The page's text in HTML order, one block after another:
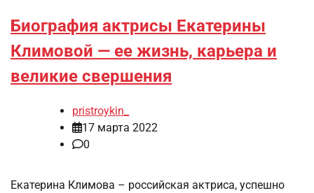
Биография актрисы Екатерины
Климовой — ее жизнь, карьера и
великие свершения
pristroykin_
17 марта 2022
0
Екатерина Климова – российская актриса, успешно